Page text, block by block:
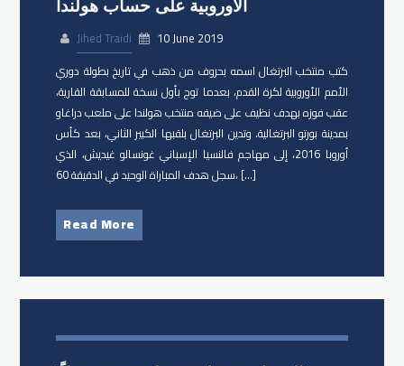
الأوروبية على حساب هولندا
Jihed Traidi
10 June 2019
كتب منتخب البرتغال اسمه بحروف من ذهب في تاريخ بطولة دوري
الأمم الأوروبية لكرة القدم، بعدما توج بأول نسخة للمسابقة القارية،
عقب فوزه بهدف نظيف على ضيفه منتخب هولندا على ملعب دراغاو
بمدينة بورتو البرتغالية. وتدين البرتغال بلقبها الكبير الثاني، بعد كأس
أوروبا 2016، إلى مهاجم فالنسيا الإسباني غونسالو غيديش، الذي
سجل هدف المباراة الوحيد في الدقيقة 60، […]
Read More